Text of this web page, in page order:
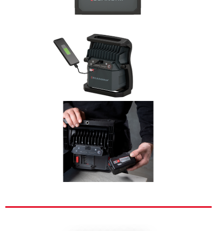
ACCESSOIRE POUR SUN NOVA 10 CAS